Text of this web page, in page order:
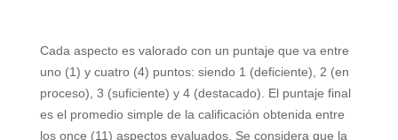
Cada aspecto es valorado con un puntaje que va entre
uno (1) y cuatro (4) puntos: siendo 1 (deficiente), 2 (en
proceso), 3 (suficiente) y 4 (destacado). El puntaje final
es el promedio simple de la calificación obtenida entre
los once (11) aspectos evaluados. Se considera que la